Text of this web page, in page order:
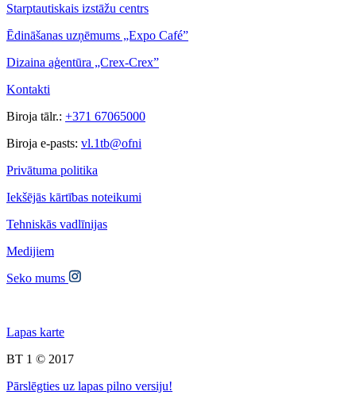
Starptautiskais izstāžu centrs
Ēdināšanas uzņēmums „Expo Café”
Dizaina aģentūra „Crex-Crex”
Kontakti
Biroja tālr.: +371 67065000
Biroja e-pasts: vl.1tb@ofni
Privātuma politika
Iekšējās kārtības noteikumi
Tehniskās vadlīnijas
Medijiem
Seko mums
Lapas karte
BT 1 © 2017
Pārslēgties uz lapas pilno versiju!